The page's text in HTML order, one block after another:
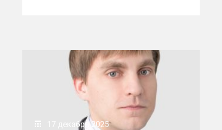
17 декабря 2025